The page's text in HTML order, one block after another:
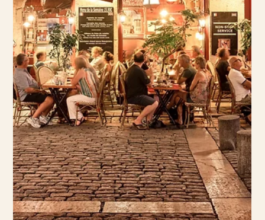
ALLA
Nyöppnade hotell vi ser framemot att besöka